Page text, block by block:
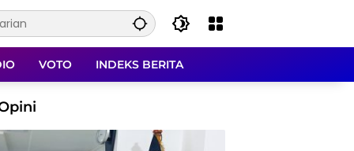
VOTO INDEKS BERITA